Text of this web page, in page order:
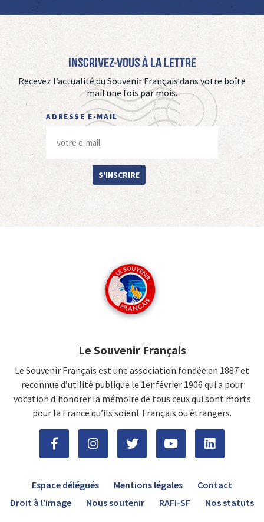
Inscrivez-vous à La Lettre
Recevez l’actualité du Souvenir Français dans votre boîte
mail une fois par mois.
ADRESSE E-MAIL
S'INSCRIRE
Le Souvenir Français
Le Souvenir Français est une association fondée en 1887 et
reconnue d’utilité publique le 1er février 1906 qui a pour
vocation d'honorer la mémoire de tous ceux qui sont morts
pour la France qu’ils soient Français ou étrangers.
Espace délégués Mentions légales
Contact
Droit à l’image
Nous soutenir RAFI-SF Nos statuts